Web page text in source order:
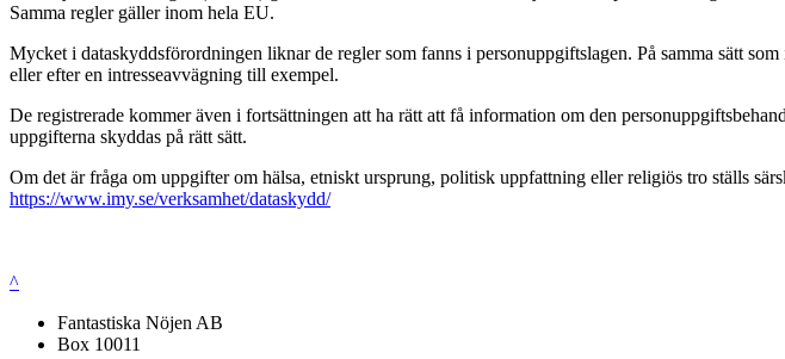
Samma regler gäller inom hela EU.
Mycket i dataskyddsförordningen liknar de regler som fanns i personuppgiftslagen. På samma sätt
eller efter en intresseavvägning till exempel.
De registrerade kommer även i fortsättningen att ha rätt att få information om den
uppgifterna skyddas på rätt sätt.
Om det är fråga om uppgifter om hälsa, etniskt ursprung, politisk uppfattning eller religiös tro ställs
https://www.imy.se/verksamhet/dataskydd/
^
Fantastiska Nöjen AB
Box 10011